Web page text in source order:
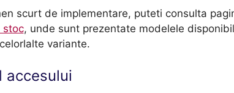
scurt de implementare, puteti consulta
stoc, unde sunt prezentate modelele
variante.
accesului